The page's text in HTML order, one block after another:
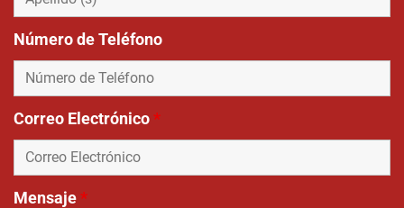
Número de Teléfono
Correo Electrónico*
Mensaje*